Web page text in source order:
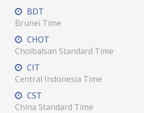
BDT
Brunei Time
CHOT
Choibalsan Standard Time
CIT
Central Indonesia Time
CST
China Standard Time